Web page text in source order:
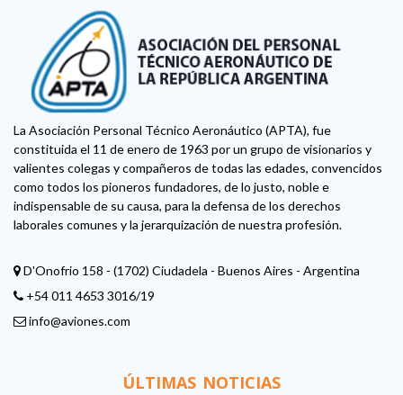
La Asociación Personal Técnico Aeronáutico (APTA), fue
constituida el 11 de enero de 1963 por un grupo de visionarios y
valientes colegas y compañeros de todas las edades, convencidos
como todos los pioneros fundadores, de lo justo, noble e
indispensable de su causa, para la defensa de los derechos
laborales comunes y la jerarquización de nuestra profesión.
D'Onofrio 158 - (1702) Ciudadela - Buenos Aires - Argentina
+54 011 4653 3016/19
info@aviones.com
ÚLTIMAS NOTICIAS